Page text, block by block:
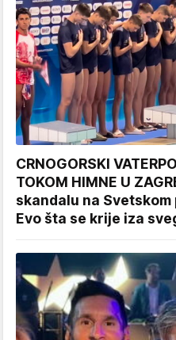
CRNOGORSKI
TOKOM HIMNE U
skandalu na
Evo šta se krije iza